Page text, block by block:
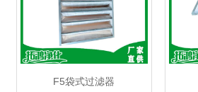
F5袋式过滤器